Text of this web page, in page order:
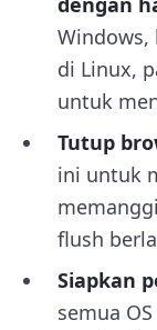
Windows,
di Linux,
untuk
Tutup
ini untuk
flush
Siapkan
semua